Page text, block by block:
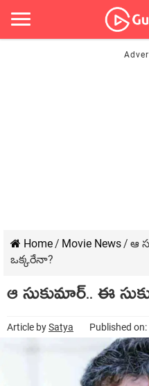
Home/ Movie News/ ఆ
ఒక్కరేనా?
ఆ సుకుమార్.. ఈ
Article bySatya Published